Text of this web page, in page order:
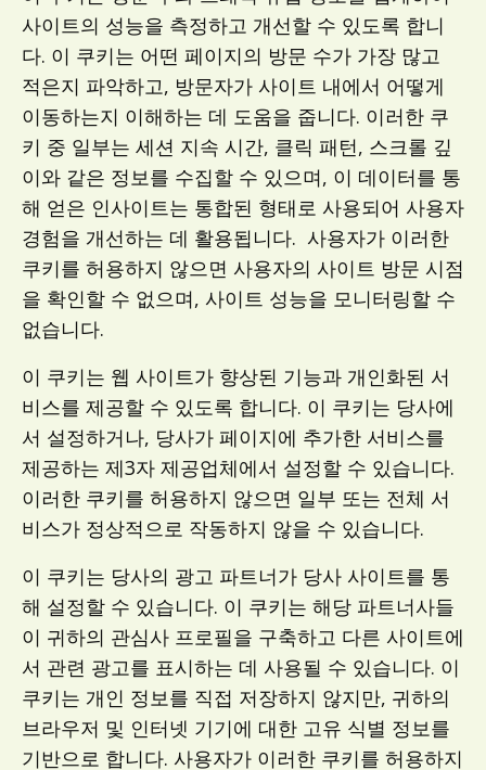
사이트의 성능을 측정하고 개선할 수 있도록 합니
다. 이 쿠키는 어떤 페이지의 방문 수가 가장 많고
적은지 파악하고, 방문자가 사이트 내에서 어떻게
이동하는지 이해하는 데 도움을 줍니다. 이러한 쿠
키 중 일부는 세션 지속 시간, 클릭 패턴, 스크롤 깊
이와 같은 정보를 수집할 수 있으며, 이 데이터를 통
해 얻은 인사이트는 통합된 형태로 사용되어 사용자
경험을 개선하는 데 활용됩니다. 사용자가 이러한
쿠키를 허용하지 않으면 사용자의 사이트 방문 시점
을 확인할 수 없으며, 사이트 성능을 모니터링할 수
없습니다.
이 쿠키는 웹 사이트가 향상된 기능과 개인화된 서
비스를 제공할 수 있도록 합니다. 이 쿠키는 당사에
서 설정하거나, 당사가 페이지에 추가한 서비스를
제공하는 제3자 제공업체에서 설정할 수 있습니다.
이러한 쿠키를 허용하지 않으면 일부 또는 전체 서
비스가 정상적으로 작동하지 않을 수 있습니다.
이 쿠키는 당사의 광고 파트너가 당사 사이트를 통
해 설정할 수 있습니다. 이 쿠키는 해당 파트너사들
이 귀하의 관심사 프로필을 구축하고 다른 사이트에
서 관련 광고를 표시하는 데 사용될 수 있습니다. 이
쿠키는 개인 정보를 직접 저장하지 않지만, 귀하의
브라우저 및 인터넷 기기에 대한 고유 식별 정보를
기반으로 합니다. 사용자가 이러한 쿠키를 허용하지